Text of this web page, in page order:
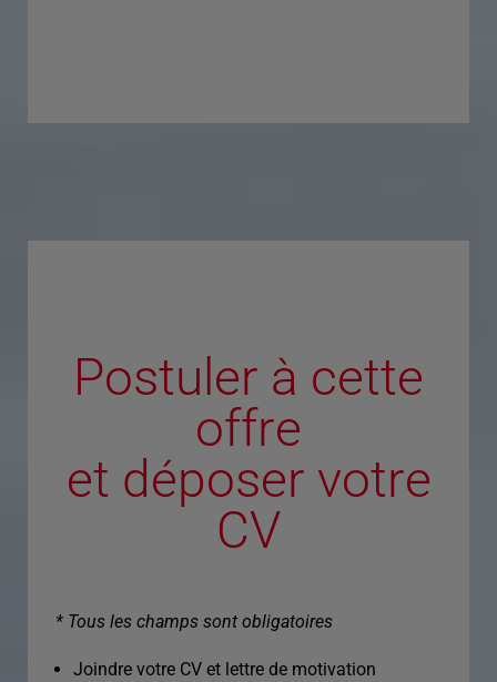
Postuler à cette
offre
et déposer votre
CV
* Tous les champs sont obligatoires
Joindre votre CV et lettre de motivation